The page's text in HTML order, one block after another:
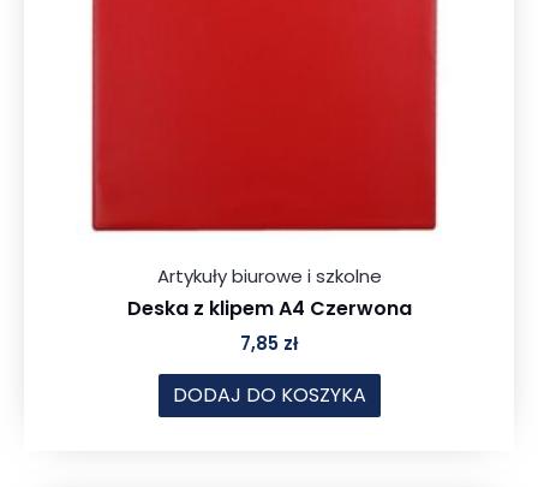
Artykuły biurowe i szkolne
Deska z klipem A4 Czerwona
7,85 zł
DODAJ DO KOSZYKA